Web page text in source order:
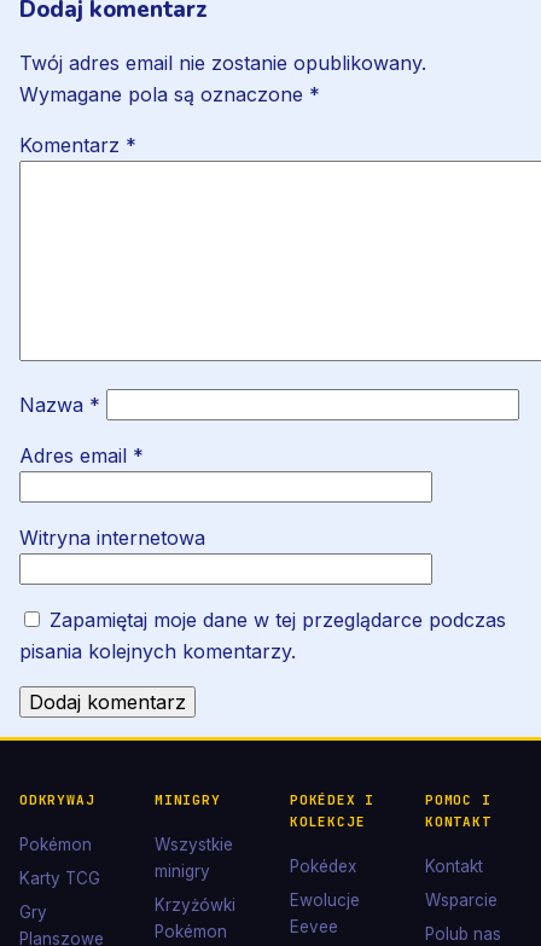
Dodaj komentarz
Twój adres email nie zostanie opublikowany.
Wymagane pola są oznaczone *
Komentarz *
Nazwa *
Adres email *
Witryna internetowa
Zapamiętaj moje dane w tej przeglądarce podczas
pisania kolejnych komentarzy.
ODKRYWAJ
Pokémon
Karty TCG
Gry
Planszowe
MINIGRY
Wszystkie
minigry
Krzyżówki
Pokémon
POKÉDEX I
KOLEKCJE
Pokédex
Ewolucje
Eevee
POMOC I
KONTAKT
Kontakt
Wsparcie
Polub nas